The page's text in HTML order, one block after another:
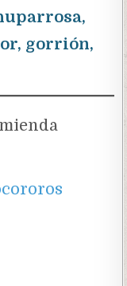
gorrión,